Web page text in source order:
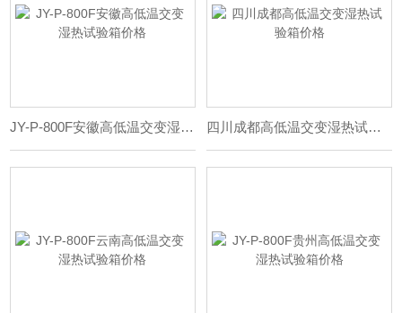
JY-P-800F安徽高低温交变湿热试验箱价格 四川成都高低温交变湿热试验箱价格